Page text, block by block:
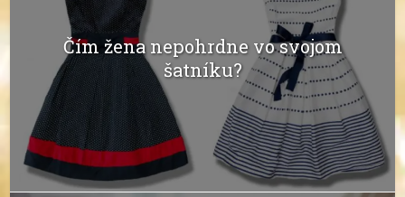
Čím žena nepohrdne vo svojom
šatníku?